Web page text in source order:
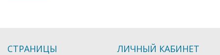
СТРАНИЦЫ ЛИЧНЫЙ КАБИНЕТ